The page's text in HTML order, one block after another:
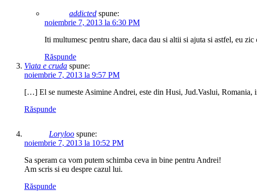
addicted spune:
noiembrie 7, 2013 la 6:30 PM
Iti multumesc pentru share, daca dau si altii si ajuta si astfel, eu
Răspunde
Viata e cruda spune:
noiembrie 7, 2013 la 9:57 PM
[…] El se numeste Asimine Andrei, este din Husi, Jud.Vaslui,
Răspunde
Loryloo spune:
noiembrie 7, 2013 la 10:52 PM
Sa speram ca vom putem schimba ceva in bine pentru Andrei!
Am scris si eu despre cazul lui.
Răspunde